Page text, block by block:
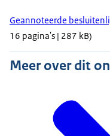
Geannoteerde
16 pagina's | 287 kB)
Meer over dit